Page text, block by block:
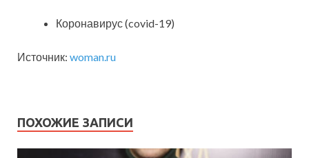
Коронавирус (covid-19)
Источник: woman.ru
ПОХОЖИЕ ЗАПИСИ